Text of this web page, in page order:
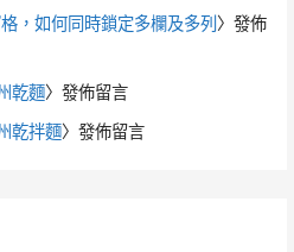
，如何同時鎖定多欄及多列〉發佈
乾麵〉發佈留言
乾拌麵〉發佈留言